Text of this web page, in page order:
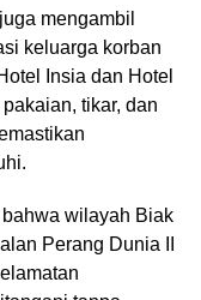
mengambil
keluarga korban
Insia dan Hotel
tikar, dan
wilayah Biak
Perang Dunia II